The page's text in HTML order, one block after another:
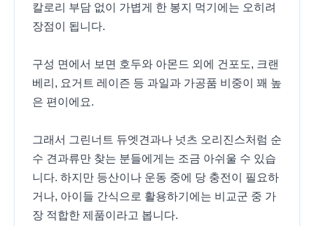
칼로리 부담 없이 가볍게 한 봉지 먹기에는 오히려
장점이 됩니다.
구성 면에서 보면 호두와 아몬드 외에 건포도, 크랜
베리, 요거트 레이즌 등 과일과 가공품 비중이 꽤 높
은 편이에요.
그래서 그린너트 듀엣견과나 넛츠 오리진스처럼 순
수 견과류만 찾는 분들에게는 조금 아쉬울 수 있습
니다. 하지만 등산이나 운동 중에 당 충전이 필요하
거나, 아이들 간식으로 활용하기에는 비교군 중 가
장 적합한 제품이라고 봅니다.